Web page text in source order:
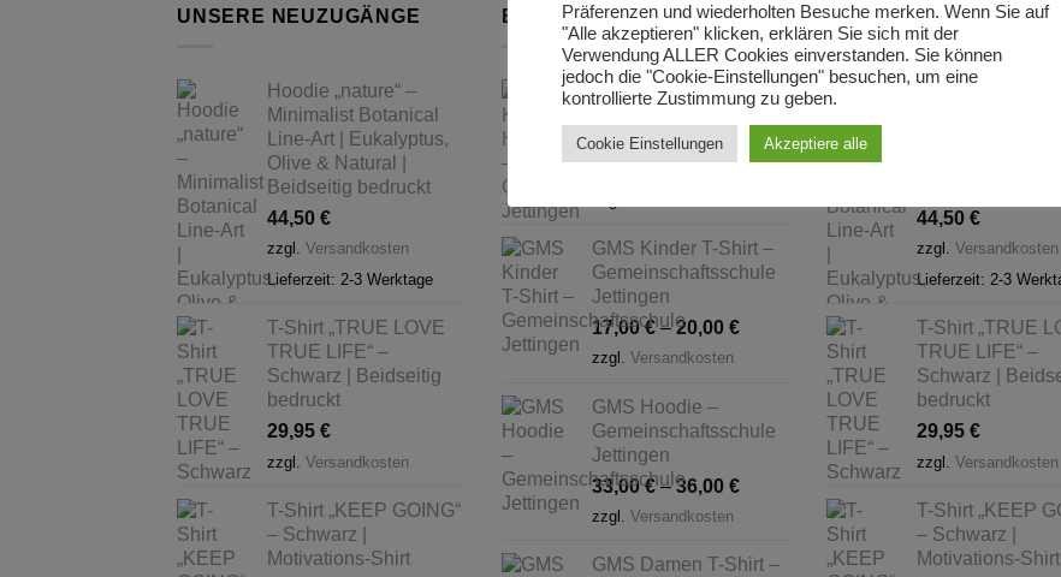
UNSERE NEUZUGÄNGE
Hoodie „nature“ –
Minimalist Botanical
Line-Art | Eukalyptus,
Olive & Natural |
Beidseitig bedruckt
44,50 €
zzgl. Versandkosten
Lieferzeit: 2-3 Werktage
T-Shirt „TRUE LOVE
TRUE LIFE“ –
Schwarz | Beidseitig
bedruckt
29,95 €
zzgl. Versandkosten
T-Shirt „KEEP GOING“
– Schwarz |
Motivations-Shirt
BESTSELLER
GMS Kinder Hoodie –
Gemeinschaftsschule
Jettingen
GMS Kinder T-Shirt –
Gemeinschaftsschule
Jettingen
17,00€–20,00 €
zzgl. Versandkosten
GMS Hoodie –
Gemeinschaftsschule
Jettingen
33,00€–36,00 €
zzgl. Versandkosten
GMS Damen T-Shirt –
VORGESTELLT
44,50 €
zzgl. Versandkosten
Lieferzeit: 2-3
T-Shirt „TRUE
TRUE LIFE“ –
Schwarz |
bedruckt
29,95 €
zzgl. Versandkosten
T-Shirt „KEEP
– Schwarz |
Motivations-Shirt
Präferenzen und wiederholten Besuche merken. Wenn Sie auf
"Alle akzeptieren" klicken, erklären Sie sich mit der
Verwendung ALLER Cookies einverstanden. Sie können
jedoch die "Cookie-Einstellungen" besuchen, um eine
kontrollierte Zustimmung zu geben.
Cookie Einstellungen Akzeptiere alle